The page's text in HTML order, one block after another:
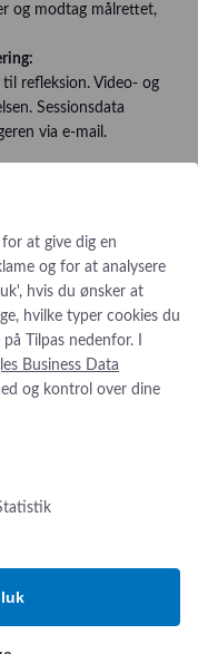
og modtag målrettet,
til refleksion. Video- og
Sessionsdata
via e-mail.
at give dig en
og for at analysere
hvis du ønsker at
hvilke typer cookies du
Tilpas nedenfor. I
Business Data
og kontrol over dine